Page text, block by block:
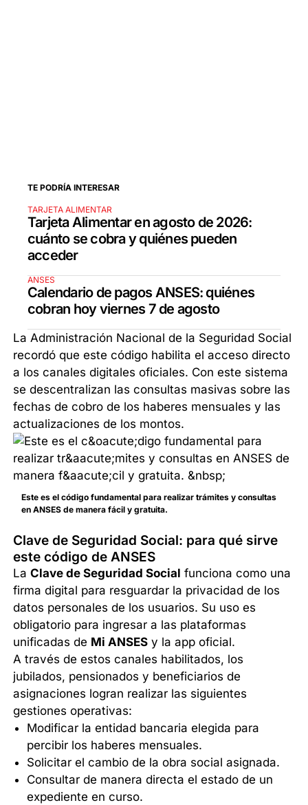
TE PODRÍA INTERESAR
TARJETA ALIMENTAR
Tarjeta Alimentar en agosto de 2026:
cuánto se cobra y quiénes pueden
acceder
ANSES
Calendario de pagos ANSES: quiénes
cobran hoy viernes 7 de agosto
La Administración Nacional de la Seguridad Social
recordó que este código habilita el acceso directo
a los canales digitales oficiales. Con este sistema
se descentralizan las consultas masivas sobre las
fechas de cobro de los haberes mensuales y las
actualizaciones de los montos.
Este es el código fundamental para realizar trámites y consultas
en ANSES de manera fácil y gratuita.
Clave de Seguridad Social: para qué sirve
este código de ANSES
LaClave de Seguridad Social funciona como una
firma digital para resguardar la privacidad de los
datos personales de los usuarios. Su uso es
obligatorio para ingresar a las plataformas
unificadas de Mi ANSES y la app oficial.
A través de estos canales habilitados, los
jubilados, pensionados y beneficiarios de
asignaciones logran realizar las siguientes
gestiones operativas:
Modificar la entidad bancaria elegida para
percibir los haberes mensuales.
Solicitar el cambio de la obra social asignada.
Consultar de manera directa el estado de un
expediente en curso.